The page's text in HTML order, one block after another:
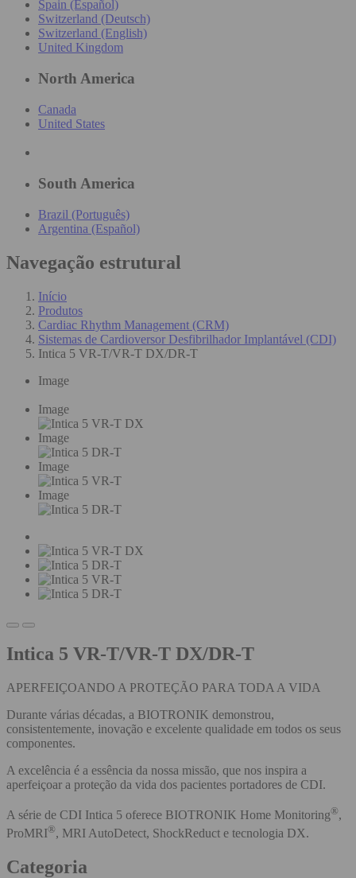
Spain (Español)
Switzerland (Deutsch)
Switzerland (English)
United Kingdom
North America
Canada
United States
South America
Brazil (Português)
Argentina (Español)
Navegação estrutural
Início
Produtos
Cardiac Rhythm Management (CRM)
Sistemas de Cardioversor Desfibrilhador Implantável (CDI)
Intica 5 VR-T/VR-T DX/DR-T
Image
Image
Image
Image
Image
Intica 5 VR-T/VR-T DX/DR-T
APERFEIÇOANDO A PROTEÇÃO PARA TODA A VIDA
Durante várias décadas, a BIOTRONIK demonstrou,
consistentemente, inovação e excelente qualidade em todos os seus
componentes.
A excelência é a essência da nossa missão, que nos inspira a
aperfeiçoar a proteção da vida dos pacientes portadores de CDI.
A série de CDI Intica 5 oferece BIOTRONIK Home Monitoring®,
ProMRI®, MRI AutoDetect, ShockReduct e tecnologia DX.
Categoria